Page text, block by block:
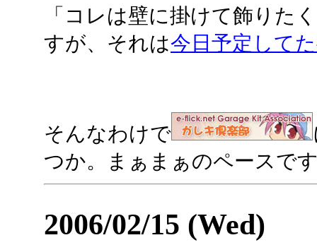
「コレは壁に掛けて飾りた
すが、それは今日予定して
そんなわけで
つか。まぁまぁのペースで
2006/02/15 (Wed)